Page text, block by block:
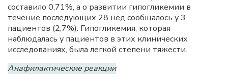
составило 0,71%, а о развитии гипогликемии в
течение последующих 28 нед сообщалось у 3
пациентов (2,7%). Гипогликемия, которая
наблюдалась у пациентов в этих клинических
исследованиях, была легкой степени тяжести.
Анафилактические реакции